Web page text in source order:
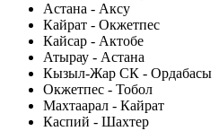
Астана - Аксу
Кайрат - Окжетпес
Кайсар - Актобе
Атырау - Астана
Кызыл-Жар СК - Ордабасы
Окжетпес - Тобол
Махтаарал - Кайрат
Каспий - Шахтер